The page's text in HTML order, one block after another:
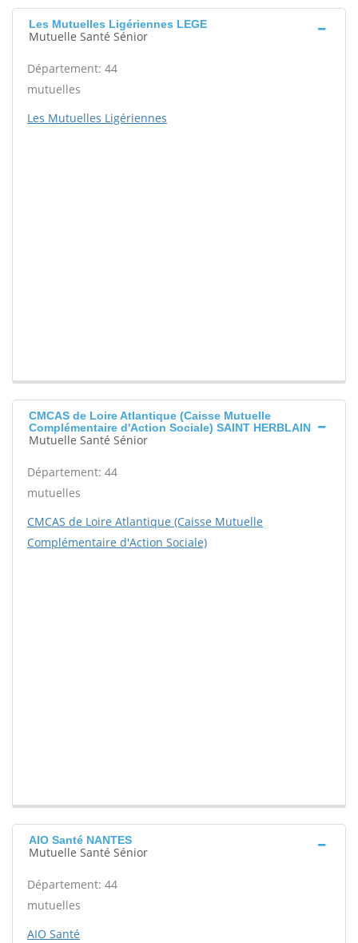
Les Mutuelles Ligériennes LEGE
Mutuelle Santé Sénior
Département: 44
mutuelles
Les Mutuelles Ligériennes
CMCAS de Loire Atlantique (Caisse Mutuelle
Complémentaire d'Action Sociale) SAINT HERBLAIN
Mutuelle Santé Sénior
Département: 44
mutuelles
CMCAS de Loire Atlantique (Caisse Mutuelle
Complémentaire d'Action Sociale)
AIO Santé NANTES
Mutuelle Santé Sénior
Département: 44
mutuelles
AIO Santé